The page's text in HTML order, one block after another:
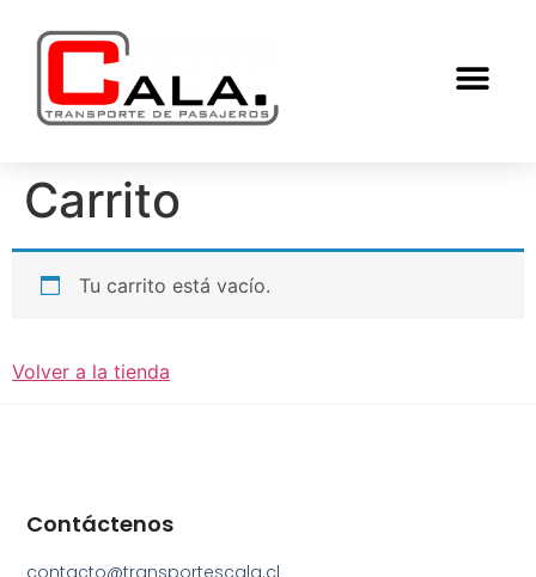
Carrito
Tu carrito está vacío.
Volver a la tienda
Contáctenos